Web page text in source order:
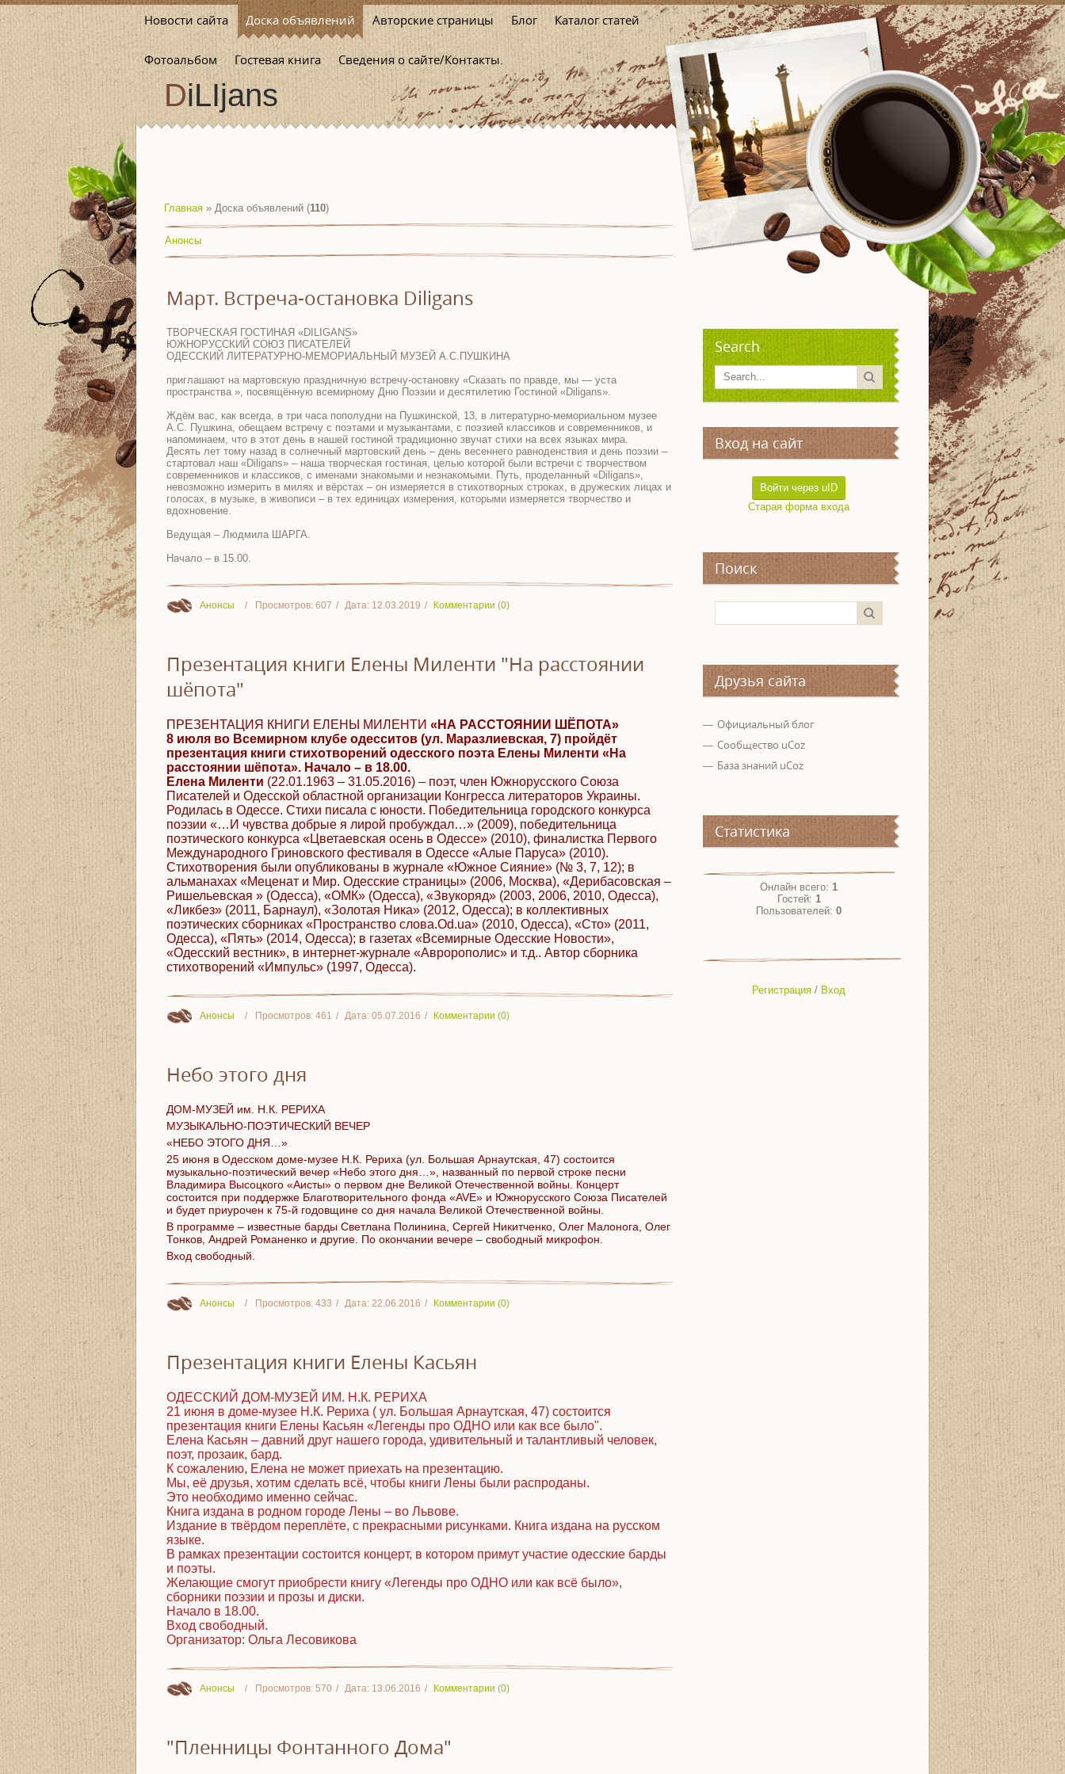
Новости сайта Доска объявлений Авторские страницы Блог Каталог статей
Фотоальбом Гостевая книга Сведения о сайте/Контакты.
DiLIjans
Главная » Доска объявлений (110)
Анонсы
Март. Встреча-остановка Diligans
ТВОРЧЕСКАЯ ГОСТИНАЯ «DILIGANS»
ЮЖНОРУССКИЙ СОЮЗ ПИСАТЕЛЕЙ
ОДЕССКИЙ ЛИТЕРАТУРНО-МЕМОРИАЛЬНЫЙ МУЗЕЙ А.С.ПУШКИНА
приглашают на мартовскую праздничную встречу-остановку «Сказать по правде, мы — уста
пространства », посвящённую всемирному Дню Поэзии и десятилетию Гостиной «Diligans».
Ждём вас, как всегда, в три часа пополудни на Пушкинской, 13, в литературно-мемориальном музее
А.С. Пушкина, обещаем встречу с поэтами и музыкантами, с поэзией классиков и современников, и
напоминаем, что в этот день в нашей гостиной традиционно звучат стихи на всех языках мира.
Десять лет тому назад в солнечный мартовский день – день весеннего равноденствия и день поэзии –
стартовал наш «Diligans» – наша творческая гостиная, целью которой были встречи с творчеством
современников и классиков, с именами знакомыми и незнакомыми. Путь, проделанный «Diligans»,
невозможно измерить в милях и вёрстах – он измеряется в стихотворных строках, в дружеских лицах и
голосах, в музыке, в живописи – в тех единицах измерения, которыми измеряется творчество и
вдохновение.
Ведущая – Людмила ШАРГА.
Начало – в 15.00.
Анонсы Просмотров: 607 Дата: 12.03.2019 Комментарии (0)
Презентация книги Елены Миленти "На расстоянии
шёпота"
ПРЕЗЕНТАЦИЯ КНИГИ ЕЛЕНЫ МИЛЕНТИ «НА РАССТОЯНИИ ШЁПОТА»
8 июля во Всемирном клубе одесситов (ул. Маразлиевская, 7) пройдёт
презентация книги стихотворений одесского поэта Елены Миленти «На
расстоянии шёпота». Начало – в 18.00.
Елена Миленти (22.01.1963 – 31.05.2016) – поэт, член Южнорусского Союза
Писателей и Одесской областной организации Конгресса литераторов Украины.
Родилась в Одессе. Стихи писала с юности. Победительница городского конкурса
поэзии «…И чувства добрые я лирой пробуждал…» (2009), победительница
поэтического конкурса «Цветаевская осень в Одессе» (2010), финалистка Первого
Международного Гриновского фестиваля в Одессе «Алые Паруса» (2010).
Стихотворения были опубликованы в журнале «Южное Сияние» (№ 3, 7, 12); в
альманахах «Меценат и Мир. Одесские страницы» (2006, Москва), «Дерибасовская –
Ришельевская » (Одесса), «ОМК» (Одесса), «Звукоряд» (2003, 2006, 2010, Одесса),
«Ликбез» (2011, Барнаул), «Золотая Ника» (2012, Одесса); в коллективных
поэтических сборниках «Пространство слова.Od.ua» (2010, Одесса), «Сто» (2011,
Одесса), «Пять» (2014, Одесса); в газетах «Всемирные Одесские Новости»,
«Одесский вестник», в интернет-журнале «Авророполис» и т.д.. Автор сборника
стихотворений «Импульс» (1997, Одесса).
Анонсы Просмотров: 461 Дата: 05.07.2016 Комментарии (0)
Небо этого дня
ДОМ-МУЗЕЙ им. Н.К. РЕРИХА
МУЗЫКАЛЬНО-ПОЭТИЧЕСКИЙ ВЕЧЕР
«НЕБО ЭТОГО ДНЯ…»
25 июня в Одесском доме-музее Н.К. Рериха (ул. Большая Арнаутская, 47) состоится
музыкально-поэтический вечер «Небо этого дня…», названный по первой строке песни
Владимира Высоцкого «Аисты» о первом дне Великой Отечественной войны. Концерт
состоится при поддержке Благотворительного фонда «AVE» и Южнорусского Союза Писателей
и будет приурочен к 75-й годовщине со дня начала Великой Отечественной войны.
В программе – известные барды Светлана Полинина, Сергей Никитченко, Олег Малонога, Олег
Тонков, Андрей Романенко и другие. По окончании вечере – свободный микрофон.
Вход свободный.
Анонсы Просмотров: 433 Дата: 22.06.2016 Комментарии (0)
Презентация книги Елены Касьян
ОДЕССКИЙ ДОМ-МУЗЕЙ ИМ. Н.К. РЕРИХА
21 июня в доме-музее Н.К. Рериха ( ул. Большая Арнаутская, 47) состоится
презентация книги Елены Касьян «Легенды про ОДНО или как все было".
Елена Касьян – давний друг нашего города, удивительный и талантливый человек,
поэт, прозаик, бард.
К сожалению, Елена не может приехать на презентацию.
Мы, её друзья, хотим сделать всё, чтобы книги Лены были распроданы.
Это необходимо именно сейчас.
Книга издана в родном городе Лены – во Львове.
Издание в твёрдом переплёте, с прекрасными рисунками. Книга издана на русском
языке.
В рамках презентации состоится концерт, в котором примут участие одесские барды
и поэты.
Желающие смогут приобрести книгу «Легенды про ОДНО или как всё было»,
сборники поэзии и прозы и диски.
Начало в 18.00.
Вход свободный.
Организатор: Ольга Лесовикова
Анонсы Просмотров: 570 Дата: 13.06.2016 Комментарии (0)
"Пленницы Фонтанного Дома"
Search
Вход на сайт
Войти через uID
Старая форма входа
Поиск
Друзья сайта
Официальный блог
Сообщество uCoz
База знаний uCoz
Статистика
Онлайн всего: 1
Гостей: 1
Пользователей: 0
Регистрация / Вход